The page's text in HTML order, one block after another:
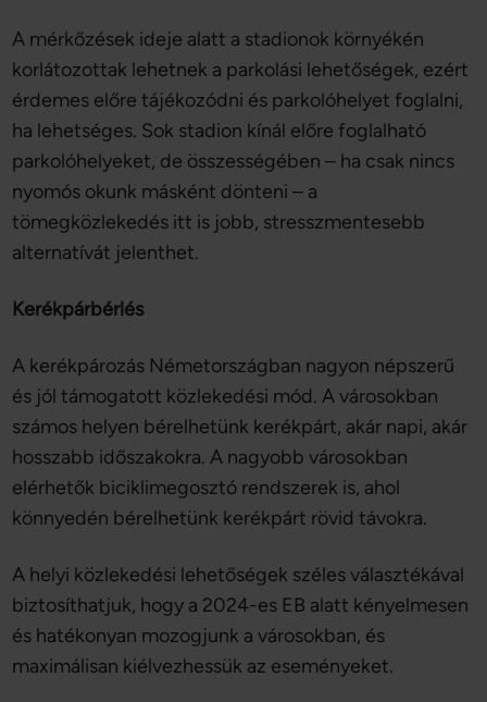
A mérkőzések ideje alatt a stadionok környékén
korlátozottak lehetnek a parkolási lehetőségek, ezért
érdemes előre tájékozódni és parkolóhelyet foglalni,
ha lehetséges. Sok stadion kínál előre foglalható
parkolóhelyeket, de összességében – ha csak nincs
nyomós okunk másként dönteni – a
tömegközlekedés itt is jobb, stresszmentesebb
alternatívát jelenthet.
Kerékpárbérlés
A kerékpározás Németországban nagyon népszerű
és jól támogatott közlekedési mód. A városokban
számos helyen bérelhetünk kerékpárt, akár napi, akár
hosszabb időszakokra. A nagyobb városokban
elérhetők biciklimegosztó rendszerek is, ahol
könnyedén bérelhetünk kerékpárt rövid távokra.
A helyi közlekedési lehetőségek széles választékával
biztosíthatjuk, hogy a 2024-es EB alatt kényelmesen
és hatékonyan mozogjunk a városokban, és
maximálisan kiélvezhessük az eseményeket.